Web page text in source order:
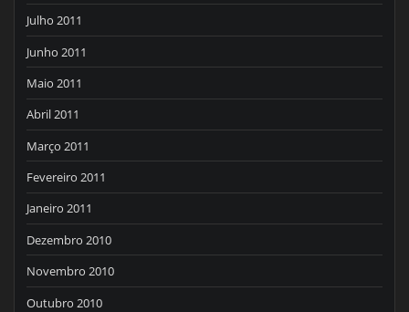
Julho 2011
Junho 2011
Maio 2011
Abril 2011
Março 2011
Fevereiro 2011
Janeiro 2011
Dezembro 2010
Novembro 2010
Outubro 2010